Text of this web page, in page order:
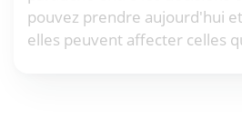
pouvez prendre aujourd'hui
elles peuvent affecter celles